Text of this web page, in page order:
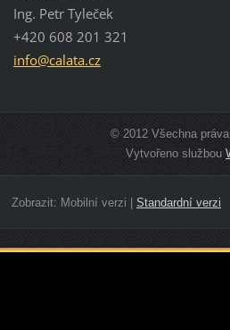
Ing. Petr Tyleček
+420 608 201 321
info@calata.cz
© 2012 Všechna práva
Vytvořeno službou
Zobrazit: Mobilní verzi Standardní verzi